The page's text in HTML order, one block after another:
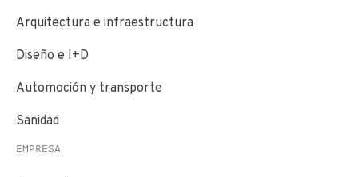
Arquitectura e infraestructura
Diseño e I+D
Automoción y transporte
Sanidad
EMPRESA